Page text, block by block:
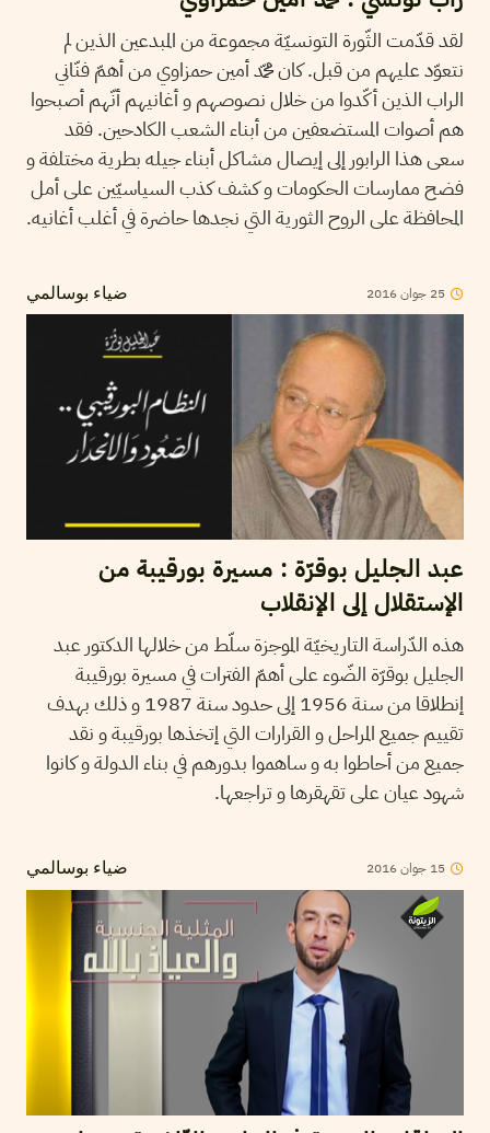
لقد قدّمت الثّورة التونسيّة مجموعة من المبدعين الذين لم
نتعوّد عليهم من قبل. كان محمّد أمين حمزاوي من أهمّ فنّاني
الراب الذين أكّدوا من خلال نصوصهم و أغانيهم أنّهم أصبحوا
هم أصوات المستضعفين من أبناء الشعب الكادحين. فقد
سعى هذا الرابور إلى إيصال مشاكل أبناء جيله بطرية مختلفة و
فضح ممارسات الحكومات و كشف كذب السياسيّين على أمل
المحافظة على الروح الثورية التي نجدها حاضرة في أغلب أغانيه.
ضياء بوسالمي 25 جوان2016
عبد الجليل بوقرّة : مسيرة بورقيبة من
الإستقلال إلى الإنقلاب
هذه الدّراسة التاريخيّة الموجزة سلّط من خلالها الدكتور عبد
الجليل بوقرّة الضّوء على أهمّ الفترات في مسيرة بورقيبة
إنطلاقا من سنة 1956 إلى حدود سنة 1987 و ذلك بهدف
تقييم جميع المراحل و القرارات التي إتخذها بورقيبة و نقد
جميع من أحاطوا به و ساهموا بدورهم في بناء الدولة و كانوا
شهود عيان على تقهقرها و تراجعها.
ضياء بوسالمي 15 جوان2016